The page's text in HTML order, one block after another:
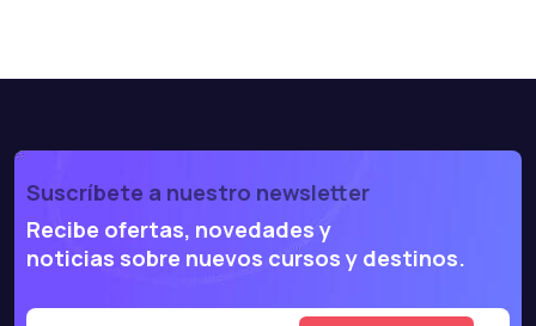
Suscríbete a nuestro newsletter
Recibe ofertas, novedades y
noticias sobre nuevos cursos y destinos.